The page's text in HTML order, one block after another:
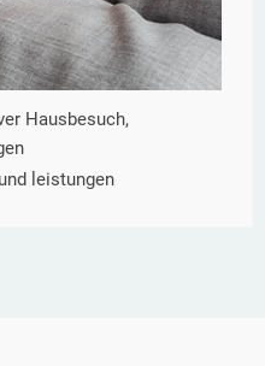
Hausbesuch,
leistungen